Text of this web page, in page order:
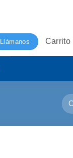
Llámanos Carrito